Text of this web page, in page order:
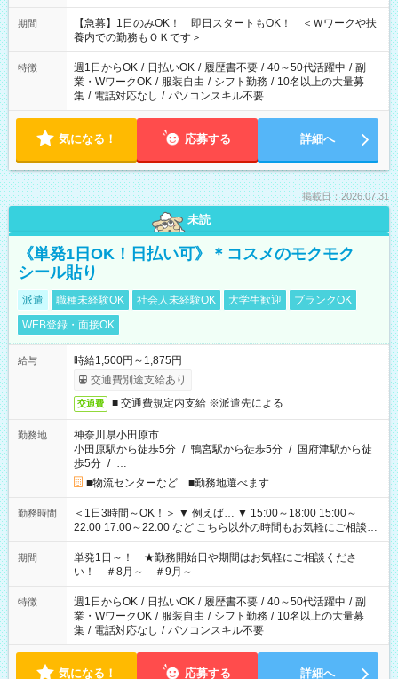
22：00 ・22：00～翌6：00 など
期間
【急募】1日のみOK！ 即日スタートもOK！ ＜Ｗワークや扶
養内での勤務もＯＫです＞
特徴 週1日からOK / 日払いOK / 履歴書不要 / 40～50代活躍中 / 副
業・WワークOK / 服装自由 / シフト勤務 / 10名以上の大量募
集 / 電話対応なし / パソコンスキル不要
気になる！ 応募する 詳細へ
掲載日：2026.07.31
未読
《単発1日OK！日払い可》＊コスメのモクモク
シール貼り
派遣 職種未経験OK 社会人未経験OK 大学生歓迎
ブランクOK
WEB登録・面接OK
給与
時給1,500円～1,875円
交通費別途支給あり
交通費 ■ 交通費規定内支給 ※派遣先による
勤務地
神奈川県小田原市
小田原駅から徒歩5分 / 鴨宮駅から徒歩5分 / 国府津駅から徒
歩5分 / …
■物流センターなど ■勤務地選べます
勤務時間
＜1日3時間～OK！＞ ▼ 例えば… ▼ 15:00～18:00 15:00～
22:00 17:00～22:00 など こちら以外の時間もお気軽にご相談く
ださい！
期間
単発1日～！ ★勤務開始日や期間はお気軽にご相談くださ
い！ ＃8月～ ＃9月～
特徴 週1日からOK / 日払いOK / 履歴書不要 / 40～50代活躍中 / 副
業・WワークOK / 服装自由 / シフト勤務 / 10名以上の大量募
集 / 電話対応なし / パソコンスキル不要
気になる！ 応募する 詳細へ